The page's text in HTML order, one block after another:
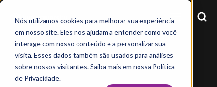
Nós utilizamos cookies para melhorar sua experiência
em nosso site. Eles nos ajudam a entender como você
interage com nosso conteúdo e a personalizar sua
visita. Esses dados também são usados para análises
sobre nossos visitantes. Saiba mais em nossa Política
de Privacidade.